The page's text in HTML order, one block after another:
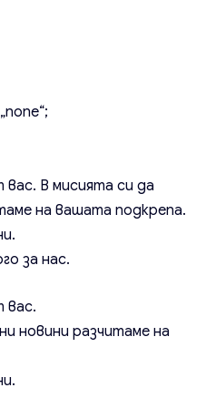
вас. В мисията си да
на вашата подкрепа.
за нас.
вас.
новини разчитаме на